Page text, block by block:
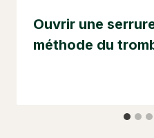
Ouvrir une
méthode du